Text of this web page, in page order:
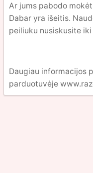
Ar jums pabodo
Dabar yra išeitis.
peiliuku nusiskusite
Daugiau informacijos
parduotuvėje